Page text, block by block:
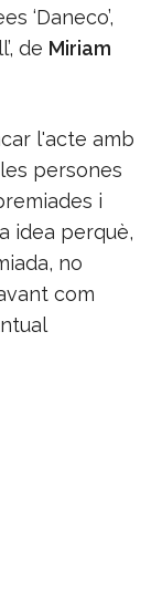
‘Daneco’,
de Miriam
l'acte amb
persones
i
idea perquè,
no
com